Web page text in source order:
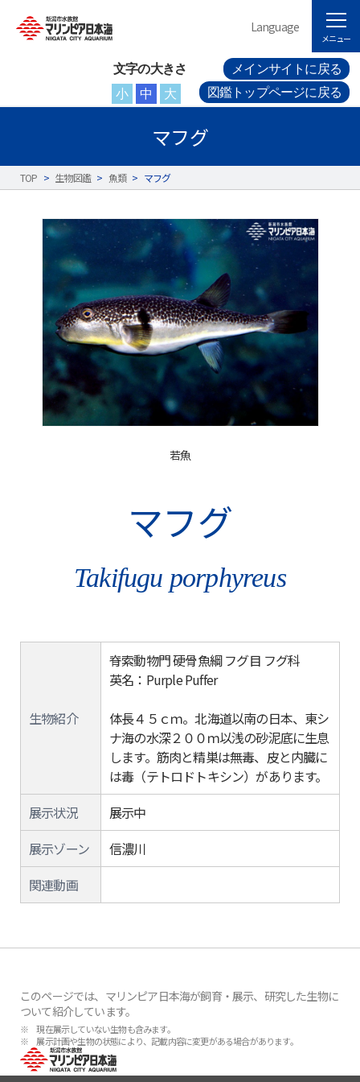
文字の大きさ
小
中 大
メインサイトに戻る
図鑑トップページに戻る
Language
メニュー
マフグ
TOP > 生物図鑑 > 魚類 > マフグ
若魚
マフグ
Takifugu porphyreus
生物紹介
脊索動物門 硬骨魚綱 フグ目 フグ科
英名：Purple Puffer
体長４５ｃｍ。北海道以南の日本、東シ
ナ海の水深２００ｍ以浅の砂泥底に生息
します。筋肉と精巣は無毒、皮と内臓に
は毒（テトロドトキシン）があります。
展示状況
展示中
展示ゾーン
信濃川
関連動画
このページでは、マリンピア日本海が飼育・展示、研究した生物に
ついて紹介しています。
※ 現在展示していない生物も含みます。
※ 展示計画や生物の状態により、記載内容に変更がある場合があります。